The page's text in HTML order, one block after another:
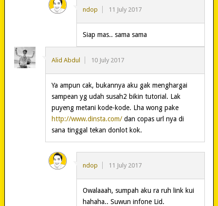
ndop 11 July 2017
Siap mas.. sama sama
Alid Abdul 10 July 2017
Ya ampun cak, bukannya aku gak menghargai
sampean yg udah susah2 bikin tutorial. Lak
puyeng metani kode-kode. Lha wong pake
http://www.dinsta.com/dan copas url nya di
sana tinggal tekan donlot kok.
ndop 11 July 2017
Owalaaah, sumpah aku ra ruh link kui
hahaha.. Suwun infone Lid.